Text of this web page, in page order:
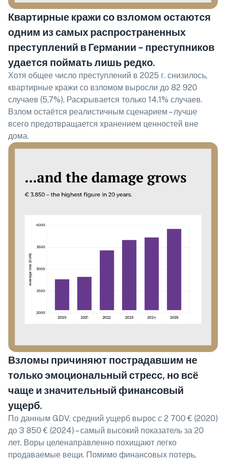
Квартирные кражи со взломом остаются
одним из самых распространенных
преступлений в Германии – преступников
удается поймать лишь редко.
Хотя общее число преступлений в 2025 г. снизилось,
квартирные кражи со взломом выросли до 82 920
случаев (5,7%). Раскрывается только 14,1% случаев.
Взлом остаётся реалистичным сценарием – лучше
всего предотвращается хранением ценностей вне
дома.
Взломы причиняют пострадавшим не
только эмоциональный стресс, но всё
чаще и значительный финансовый
ущерб.
По данным GDV, средний ущерб вырос с 2 700 € (2020)
до 3 850 € (2024) – самый высокий показатель за 20
лет. Воры целенаправленно похищают легко
продаваемые вещи. Помимо финансовых потерь,